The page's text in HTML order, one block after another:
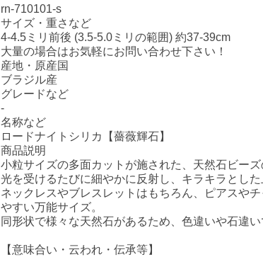
rn-710101-s
サイズ・重さなど
4-4.5ミリ前後 (3.5-5.0ミリの範囲) 約37-39cm
大量の場合はお気軽にお問い合わせ下さい！
産地・原産国
ブラジル産
グレードなど
-
名称など
ロードナイトシリカ【薔薇輝石】
商品説明
小粒サイズの多面カットが施された、天然石ビーズ
光を受けるたびに細やかに反射し、キラキラとし
ネックレスやブレスレットはもちろん、ピアスや
やすい万能サイズ。
同形状で様々な天然石があるため、色違いや石違い
【意味合い・云われ・伝承等】